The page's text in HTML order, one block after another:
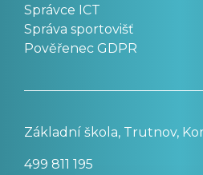
Správce ICT
Správa sportovišť
Pověřenec GDPR
Základní škola, Trutnov,
499 811 195